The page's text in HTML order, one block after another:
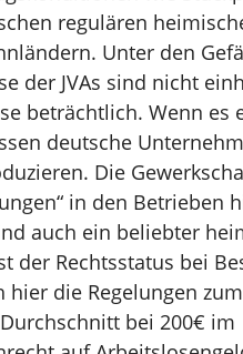
regulären
Unter den
der JVAs sind nicht
beträchtlich. Wenn es
deutsche
Die
in den Betrieben
auch ein beliebter
der Rechtsstatus bei
hier die Regelungen
bei 200€ im